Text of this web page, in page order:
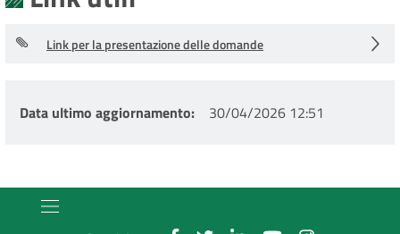
Link per la presentazione delle domande
Data ultimo aggiornamento 30/04/2026 12:51